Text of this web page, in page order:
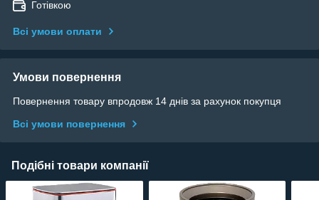
Готівкою
Всі умови оплати
Умови повернення
Повернення товару впродовж 14 днів за рахунок покупця
Всі умови повернення
Подібні товари компанії